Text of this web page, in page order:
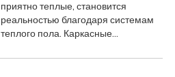
приятно теплые, становится
реальностью благодаря системам
теплого пола. Каркасные…